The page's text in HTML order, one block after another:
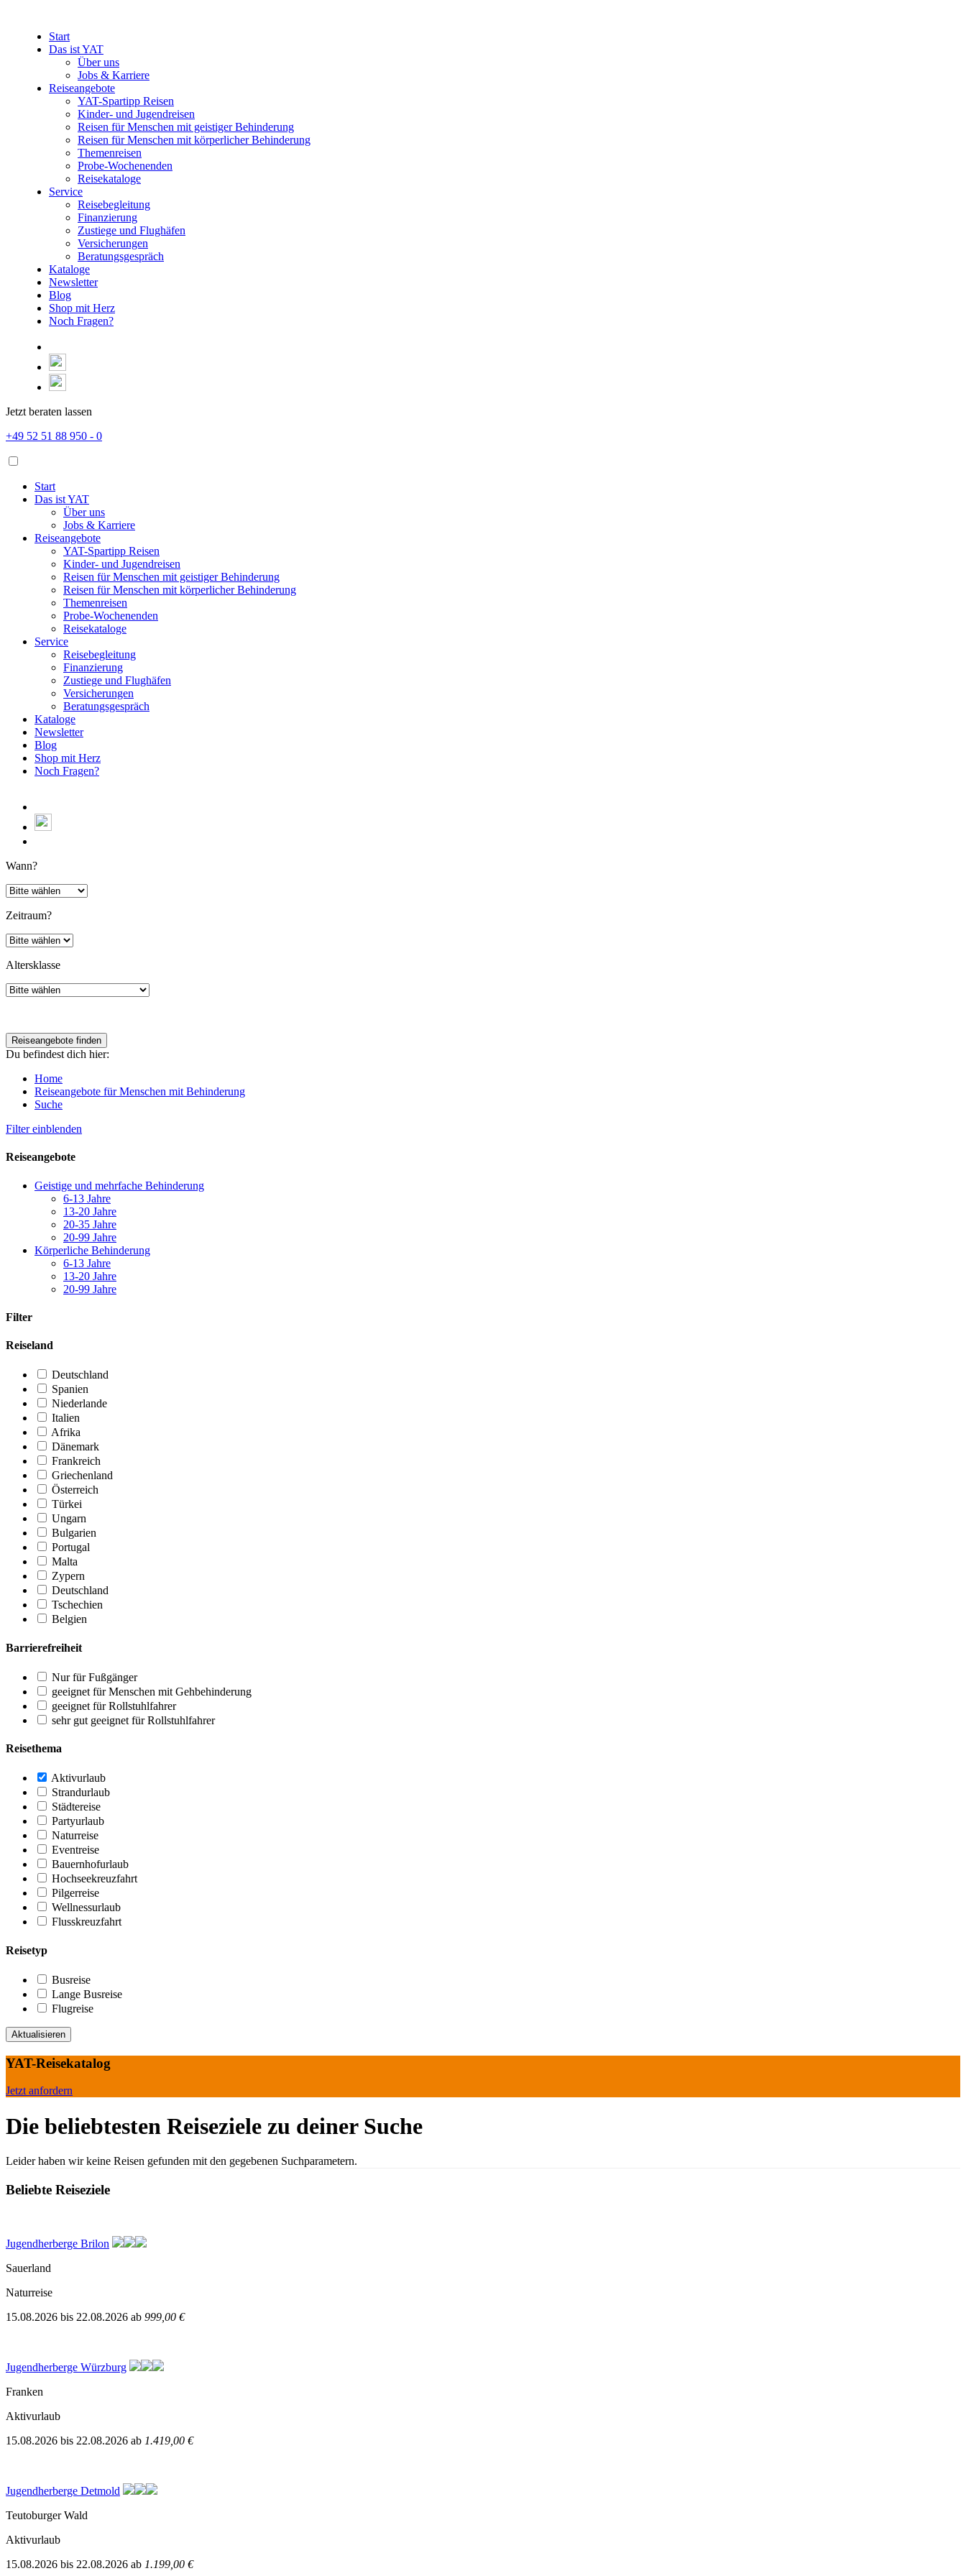
Start
Das ist YAT
Über uns
Jobs & Karriere
Reiseangebote
YAT-Spartipp Reisen
Kinder- und Jugendreisen
Reisen für Menschen mit geistiger Behinderung
Reisen für Menschen mit körperlicher Behinderung
Themenreisen
Probe-Wochenenden
Reisekataloge
Service
Reisebegleitung
Finanzierung
Zustiege und Flughäfen
Versicherungen
Beratungsgespräch
Kataloge
Newsletter
Blog
Shop mit Herz
Noch Fragen?
Jetzt beraten lassen
+49 52 51 88 950 - 0
Start
Das ist YAT
Über uns
Jobs & Karriere
Reiseangebote
YAT-Spartipp Reisen
Kinder- und Jugendreisen
Reisen für Menschen mit geistiger Behinderung
Reisen für Menschen mit körperlicher Behinderung
Themenreisen
Probe-Wochenenden
Reisekataloge
Service
Reisebegleitung
Finanzierung
Zustiege und Flughäfen
Versicherungen
Beratungsgespräch
Kataloge
Newsletter
Blog
Shop mit Herz
Noch Fragen?
Wann?
Zeitraum?
Altersklasse
Du befindest dich hier:
Home
Reiseangebote für Menschen mit Behinderung
Suche
Filter einblenden
Reiseangebote
Geistige und mehrfache Behinderung
6-13 Jahre
13-20 Jahre
20-35 Jahre
20-99 Jahre
Körperliche Behinderung
6-13 Jahre
13-20 Jahre
20-99 Jahre
Filter
Reiseland
Deutschland
Spanien
Niederlande
Italien
Afrika
Dänemark
Frankreich
Griechenland
Österreich
Türkei
Ungarn
Bulgarien
Portugal
Malta
Zypern
Deutschland
Tschechien
Belgien
Barrierefreiheit
Nur für Fußgänger
geeignet für Menschen mit Gehbehinderung
geeignet für Rollstuhlfahrer
sehr gut geeignet für Rollstuhlfahrer
Reisethema
Aktivurlaub
Strandurlaub
Städtereise
Partyurlaub
Naturreise
Eventreise
Bauernhofurlaub
Hochseekreuzfahrt
Pilgerreise
Wellnessurlaub
Flusskreuzfahrt
Reisetyp
Busreise
Lange Busreise
Flugreise
YAT-Reisekatalog
Jetzt anfordern
Die beliebtesten Reiseziele zu deiner Suche
Leider haben wir keine Reisen gefunden mit den gegebenen Suchparametern.
Beliebte Reiseziele
Jugendherberge Brilon
Sauerland
Naturreise
15.08.2026 bis 22.08.2026 ab 999,00 €
Jugendherberge Würzburg
Franken
Aktivurlaub
15.08.2026 bis 22.08.2026 ab 1.419,00 €
Jugendherberge Detmold
Teutoburger Wald
Aktivurlaub
15.08.2026 bis 22.08.2026 ab 1.199,00 €